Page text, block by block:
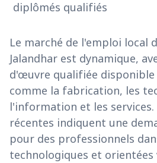
diplômés qualifiés
Le marché de l'emploi local
Jalandhar est dynamique,
d'œuvre qualifiée disponible
comme la fabrication, les
l'information et les services.
récentes indiquent une
pour des professionnels
technologiques et orientées